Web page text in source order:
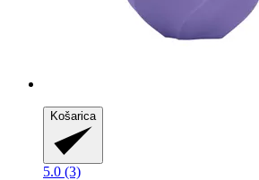
Košarica
5.0 (3)